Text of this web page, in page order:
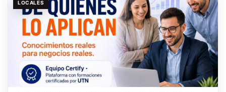
LOCALES